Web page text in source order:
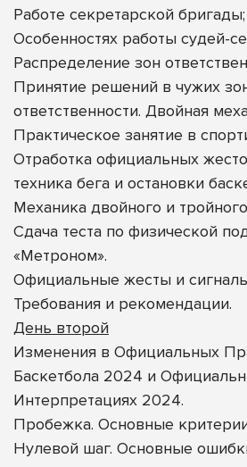
Работе секретарской бригады;
Особенностях работы судей-
Распределение зон
Принятие решений в чужих
ответственности. Двойная
Практическое занятие в
Отработка официальных
техника бега и остановки
Механика двойного и
Сдача теста по физической
«Метроном».
Официальные жесты и
Требования и рекомендации.
День второй
Изменения в Официальных
Баскетбола 2024 и
Интерпретациях 2024.
Пробежка. Основные
Нулевой шаг. Основные